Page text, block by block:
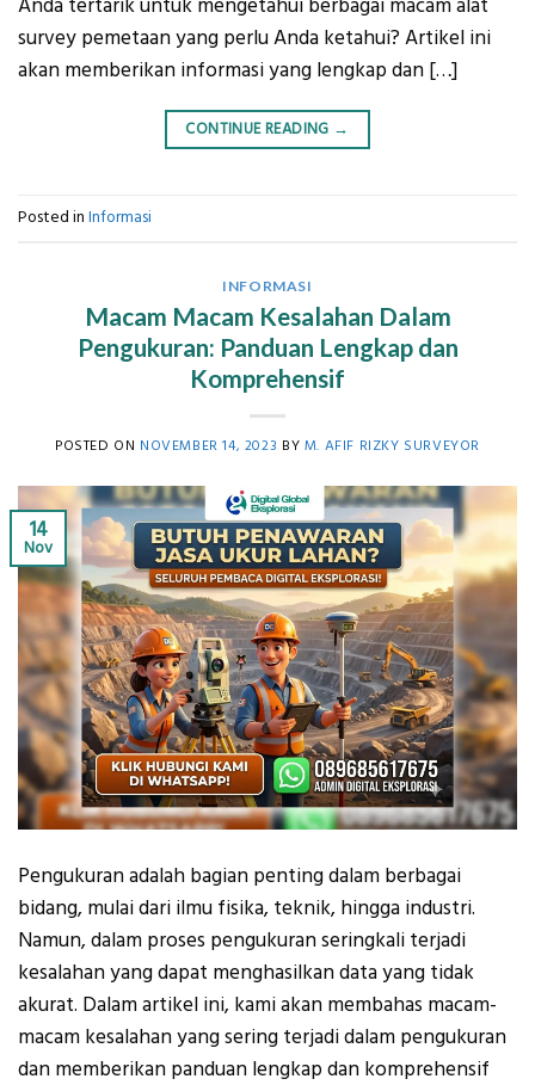
survey pemetaan yang perlu Anda ketahui? Artikel ini
akan memberikan informasi yang lengkap dan […]
CONTINUE READING →
Posted in Informasi
INFORMASI
Macam Macam Kesalahan Dalam
Pengukuran: Panduan Lengkap dan
Komprehensif
POSTED ON NOVEMBER 14, 2023 BY M. AFIF RIZKY SURVEYOR
14
Nov
Pengukuran adalah bagian penting dalam berbagai
bidang, mulai dari ilmu fisika, teknik, hingga industri.
Namun, dalam proses pengukuran seringkali terjadi
kesalahan yang dapat menghasilkan data yang tidak
akurat. Dalam artikel ini, kami akan membahas macam-
macam kesalahan yang sering terjadi dalam pengukuran
dan memberikan panduan lengkap dan komprehensif